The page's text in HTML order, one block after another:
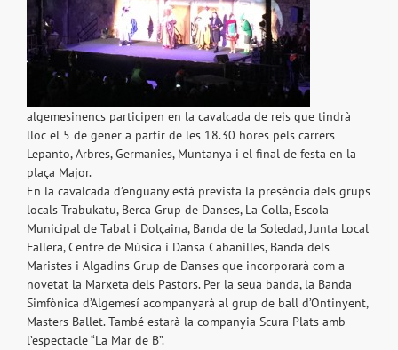
algemesinencs participen en la cavalcada de reis que tindrà
lloc el 5 de gener a partir de les 18.30 hores pels carrers
Lepanto, Arbres, Germanies, Muntanya i el final de festa en la
plaça Major.
En la cavalcada d’enguany està prevista la presència dels grups
locals Trabukatu, Berca Grup de Danses, La Colla, Escola
Municipal de Tabal i Dolçaina, Banda de la Soledad, Junta Local
Fallera, Centre de Música i Dansa Cabanilles, Banda dels
Maristes i Algadins Grup de Danses que incorporarà com a
novetat la Marxeta dels Pastors. Per la seua banda, la Banda
Simfònica d’Algemesí acompanyarà al grup de ball d’Ontinyent,
Masters Ballet. També estarà la companyia Scura Plats amb
l’espectacle “La Mar de B”.